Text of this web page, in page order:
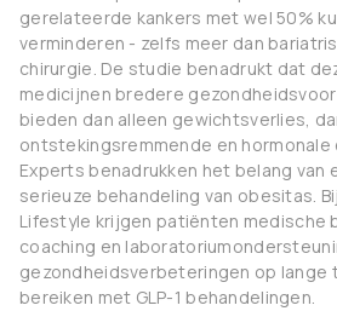
gerelateerde kankers met wel 50%
verminderen - zelfs meer dan
chirurgie. De studie benadrukt dat
medicijnen bredere
bieden dan alleen gewichtsverlies,
ontstekingsremmende en
Experts benadrukken het belang van
serieuze behandeling van obesitas.
Lifestyle krijgen patiënten medische
coaching en
gezondheidsverbeteringen op lange
bereiken met GLP-1 behandelingen.